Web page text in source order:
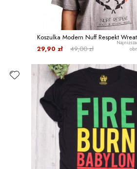
Koszulka Modern Nuff Respekt
49,00 zł
29,90 zł